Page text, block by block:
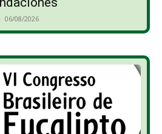
- 06/08/2026